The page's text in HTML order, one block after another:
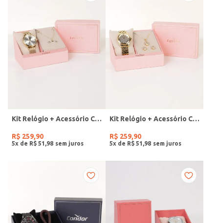
Kit Relógio + Acessório Condor Feminino DOURADO
R$ 259,90
5x de R$ 51 98
Kit Relógio + Acessório Condor Feminino DOURADO
R$ 259,90
5x de R$ 51 98